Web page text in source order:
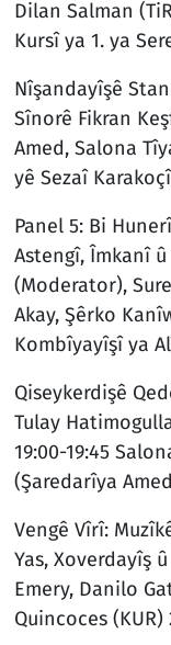
Dilan Salman
Kursî ya 1. ya
Nîşandayîşê
Sînorê Fikran
Amed, Salona
yê Sezaî
Panel 5: Bi
Astengî, Îmkanî
(Moderator),
Akay, Şêrko
Kombîyayîşî ya
Qiseykerdişê
Tulay
19:00-19:45
(Şaredarîya
Vengê Vîrî:
Yas, Xoverdayîş
Emery, Danilo
Quincoces (KUR)